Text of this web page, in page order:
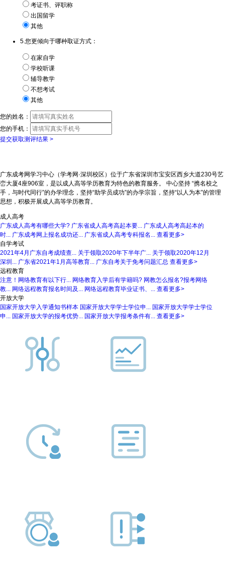
考证书、评职称
出国留学
其他
5.您更倾向于哪种取证方式：
在家自学
学校听课
辅导教学
不想考试
其他
您的姓名：
您的手机：
提交获取测评结果 >
广东成考网学习中心（学考网·深圳校区）位于广东省深圳市宝安区西乡大道230号艺
峦大厦4座906室，是以成人高等学历教育为特色的教育服务。 中心坚持 “携名校之
手，与时代同行”的办学理念，坚持“助学员成功”的办学宗旨，坚持“以人为本”的管理
思想，积极开展成人高等学历教育。
成人高考
广东成人高考有哪些大学? 广东省成人高考高起本要... 广东成人高考高起本的
时... 广东成考网上报名成功还... 广东省成人高考专科报名... 查看更多>
自学考试
2021年4月广东自考成绩查... 关于领取2020年下半年广... 关于领取2020年12月
深圳... 广东省2021年1月高等教育... 广东自考关于免考问题汇总 查看更多>
远程教育
注意！网络教育有以下行... 网络教育入学后有学籍吗? 网教怎么报名?报考网络
教... 网络远程教育报名时间及... 网络远程教育毕业证书、... 查看更多>
开放大学
国家开放大学入学通知书样本 国家开放大学学士学位申... 国家开放大学学士学位
申... 国家开放大学的报考优势... 国家开放大学报考条件有... 查看更多>